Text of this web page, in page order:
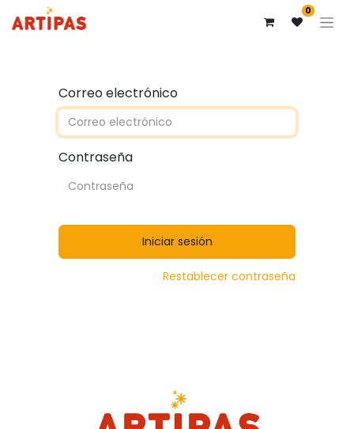
0
Correo electrónico
Contraseña
Iniciar sesión
Restablecer contraseña